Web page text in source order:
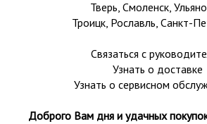
Тверь, Смоленск,
Троицк, Рославль, Санкт-
Связаться с
Узнать о доставке
Узнать о сервисном
Доброго Вам дня и удачных